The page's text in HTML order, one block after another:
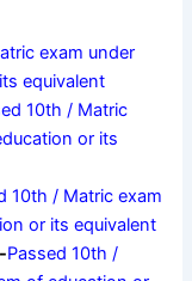
exam under
equivalent
10th / Matric
or its
10th / Matric exam
or its equivalent
Passed 10th /